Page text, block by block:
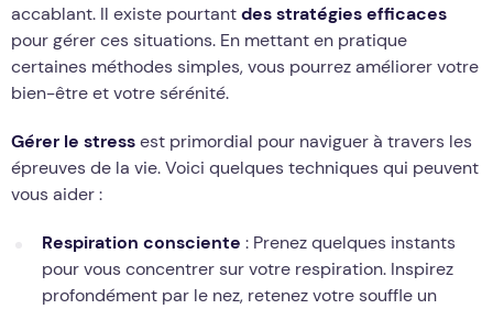
accablant. Il existe pourtantdes stratégies efficaces
pour gérer ces situations. En mettant en pratique
certaines méthodes simples, vous pourrez améliorer votre
bien-être et votre sérénité.
Gérer le stressest primordial pour naviguer à travers les
épreuves de la vie. Voici quelques techniques qui peuvent
vous aider :
Respiration consciente : Prenez quelques instants
pour vous concentrer sur votre respiration. Inspirez
profondément par le nez, retenez votre souffle un